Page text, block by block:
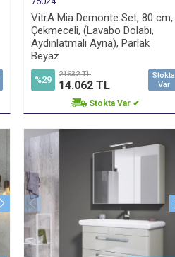
VitrA Mia Demonte Set, 80 cm,
Çekmeceli, (Lavabo Dolabı,
Aydınlatmalı Ayna), Parlak
Beyaz
%29
Stokta
Var
21632 TL
14.062 TL
Stokta Var ✔